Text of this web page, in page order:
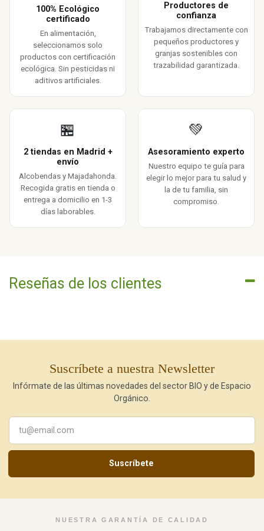
100% Ecológico
certificado
En alimentación,
seleccionamos solo
productos con certificación
ecológica. Sin pesticidas ni
aditivos artificiales.
Productores de
confianza
Trabajamos directamente con
pequeños productores y
granjas sostenibles con
trazabilidad garantizada.
🏪
2 tiendas en Madrid +
envío
Alcobendas y Majadahonda.
Recogida gratis en tienda o
entrega a domicilio en 1-3
días laborables.
💚
Asesoramiento experto
Nuestro equipo te guía para
elegir lo mejor para tu salud y
la de tu familia, sin
compromiso.
Reseñas de los clientes
Suscríbete a nuestra Newsletter
Infórmate de las últimas novedades del sector BIO y de Espacio
Orgánico.
Suscríbete
NUESTRA GARANTÍA DE CALIDAD